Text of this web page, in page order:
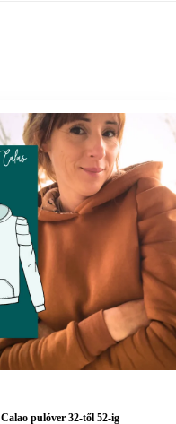
Calao pulóver 32-től 52-ig